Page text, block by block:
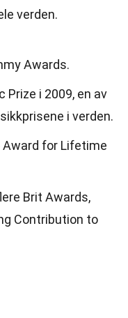
verden.
Awards.
Prize i 2009, en av
i verden.
Award for Lifetime
Brit Awards,
Contribution to